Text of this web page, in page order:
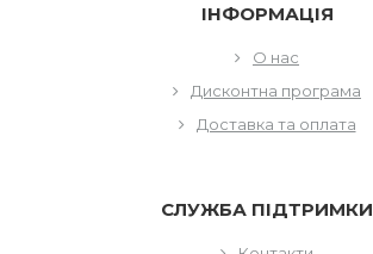
ІНФОРМАЦІЯ
О нас
Дисконтна програма
Доставка та оплата
СЛУЖБА ПІДТРИМКИ